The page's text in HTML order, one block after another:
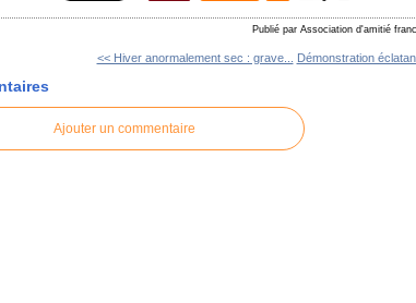
Publié par Association d'amitié
<< Hiver anormalement sec : grave... Démonstration
Ajouter un commentaire